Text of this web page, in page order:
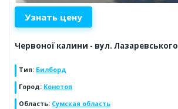
Узнать цену
Червоної калини - вул. Лазаревського
Тип: Билборд
Город: Конотоп
Область: Сумская область